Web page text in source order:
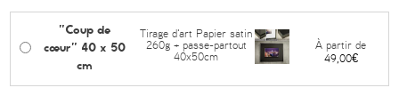
"Coup de
cœur" 40 x 50
cm
Tirage d'art Papier satin
260g + passe-partout
40x50cm
À partir de
49,00€